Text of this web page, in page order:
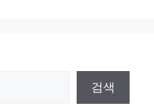
검색